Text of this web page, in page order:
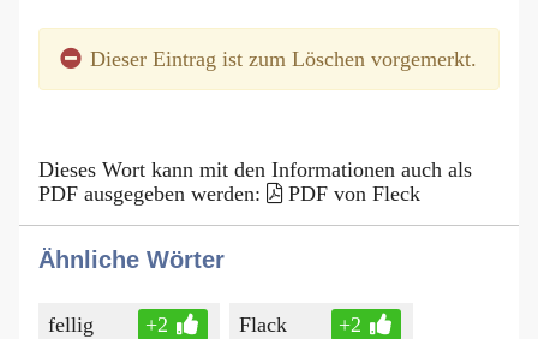
Dieser Eintrag ist zum Löschen vorgemerkt.
Dieses Wort kann mit den Informationen auch als
PDF ausgegeben werden:
PDF von Fleck
Ähnliche Wörter
fellig +2 Flack +2